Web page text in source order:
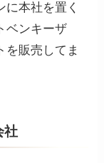
本社を置く
ベンキーザ
を販売してま
社